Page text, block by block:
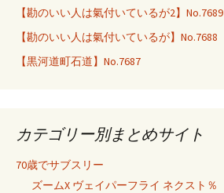
【勘のいい人は氣付いているが2】No.7689
【勘のいい人は氣付いているが】No.7688
【黒河道町石道】No.7687
カテゴリー別まとめサイト
70歳でサブスリー
ズームX ヴェイパーフライ ネクスト％